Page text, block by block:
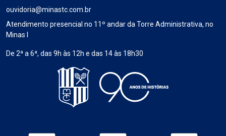
ouvidoria@minastc.com.br
Atendimento presencial no 11º andar da Torre Administrativa, no
Minas I
De 2ª a 6ª, das 9h às 12h e das 14 às 18h30